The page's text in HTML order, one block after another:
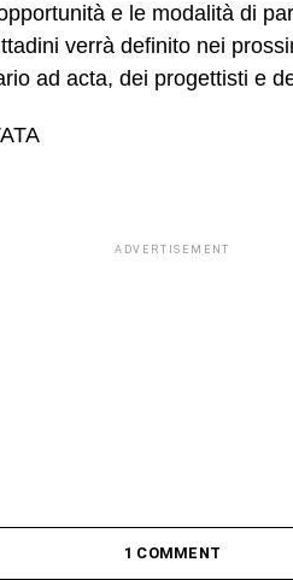
e le modalità di
verrà definito nei
ad acta, dei progettisti e
ADVERTISEMENT
1 COMMENT